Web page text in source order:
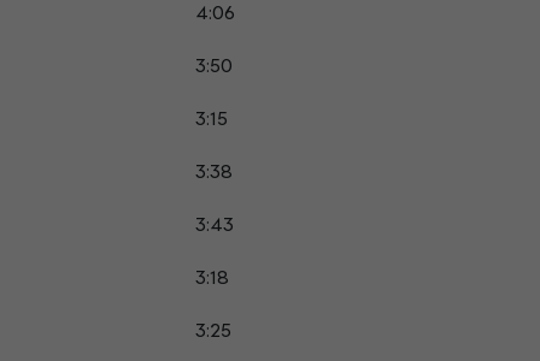
4:06
3:50
3:15
3:38
3:43
3:18
3:25